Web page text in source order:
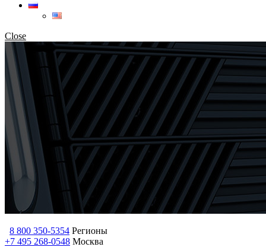
Close
8 800 350-5354 Регионы
+7 495 268-0548 Москва